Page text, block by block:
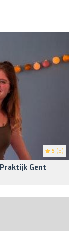
5 (5)
Gent